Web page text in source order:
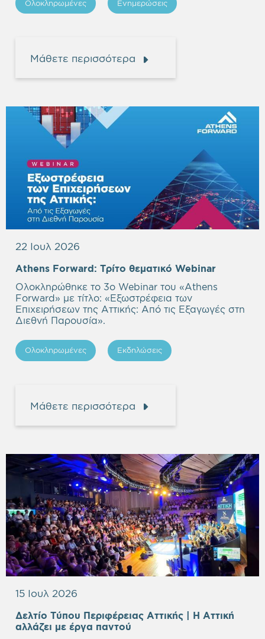
Ολοκληρωμένες Ενημερώσεις
Μάθετε περισσότερα
22 Ιουλ 2026
Athens Forward: Τρίτο θεματικό Webinar
Ολοκληρώθηκε το 3ο Webinar του «Athens
Forward» με τίτλο: «Εξωστρέφεια των
Επιχειρήσεων της Αττικής: Από τις Εξαγωγές στη
Διεθνή Παρουσία».
Ολοκληρωμένες Εκδηλώσεις
Μάθετε περισσότερα
15 Ιουλ 2026
Δελτίο Τύπου Περιφέρειας Αττικής | Η Αττική
αλλάζει με έργα παντού